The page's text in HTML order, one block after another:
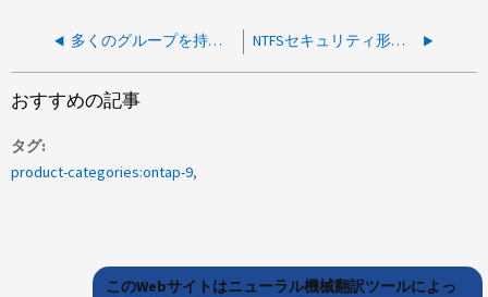
多くのグループを持つ一部のUnixユーザーがONTAP 9のデータにアクセスできない NTFSセキュリティ形式のqtreeにアクセスするNFSユーザに対してActive Directory（AD）グループ メンバーシップの変更がすぐには有効にならない
おすすめの記事
タグ
product-categories:ontap-9
このWebサイトはニューラル機械翻訳ツールによっ